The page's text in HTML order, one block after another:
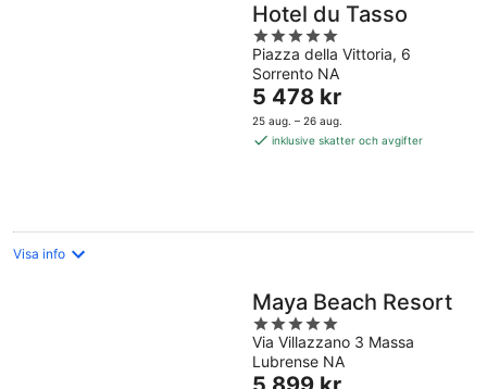
Hotel du Tasso
5
out
of
5
Piazza della Vittoria, 6
Sorrento NA
Priset
är
5 478 kr
5 478 kr
25 aug. – 26 aug.
inklusive skatter och avgifter
Visa info
Maya Beach Resort
5
out
of
Via Villazzano 3 Massa
Lubrense NA
Priset